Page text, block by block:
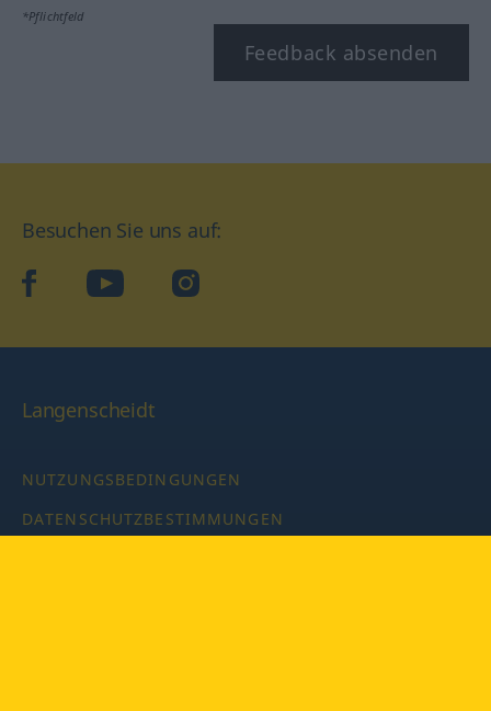
*Pflichtfeld
Feedback absenden
Besuchen Sie uns auf:
facebookYouTube Instagram
Langenscheidt
NUTZUNGSBEDINGUNGEN
DATENSCHUTZBESTIMMUNGEN